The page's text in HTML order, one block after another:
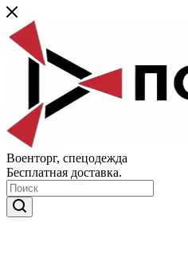
Военторг, спецодежда
Бесплатная доставка.